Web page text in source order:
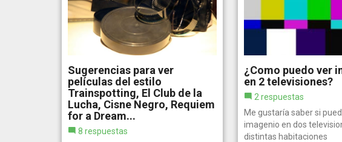
Sugerencias para ver
películas del estilo
Trainspotting, El Club de la
Lucha, Cisne Negro, Requiem
for a Dream...
8 respuestas
¿Como puedo ver
en 2 televisiones?
2 respuestas
Me gustaría saber si
imagenio en dos
distintas habitaciones